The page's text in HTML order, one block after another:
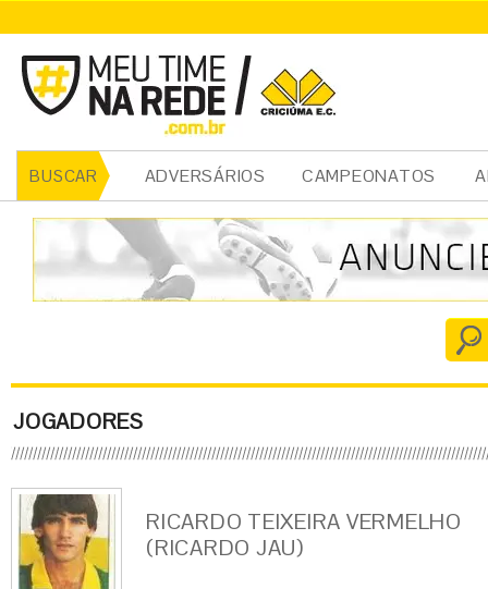
BUSCAR ADVERSÁRIOS CAMPEONATOS
JOGADORES
RICARDO TEIXEIRA VERMELHO
(RICARDO JAU)